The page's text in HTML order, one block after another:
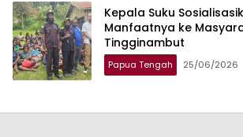
Kepala Suku
Manfaatnya ke
Tingginambut
Papua Tengah 25/06/2026